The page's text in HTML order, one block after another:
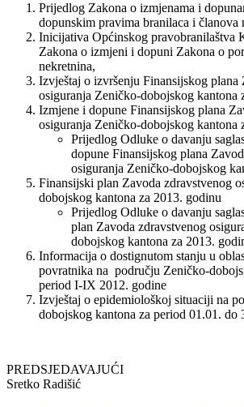
Prijedlog Zakona o izmjenama i
dopunskim pravima branilaca i članova
Inicijativa Općinskog pravobranilaštva
Zakona o izmjeni i dopuni Zakona o
nekretnina,
Izvještaj o izvršenju Finansijskog plana
osiguranja Zeničko-dobojskog kantona
Izmjene i dopune Finansijskog plana
osiguranja Zeničko-dobojskog kantona
Prijedlog Odluke o davanju
dopune Finansijskog plana
osiguranja Zeničko-dobojskog
Finansijski plan Zavoda zdravstvenog
dobojskog kantona za 2013. godinu
Prijedlog Odluke o davanju
plan Zavoda zdravstvenog
dobojskog kantona za 2013.
Informacija o dostignutom stanju u
povratnika na području Zeničko-
period I-IX 2012. godine
Izvještaj o epidemiološkoj situaciji na
dobojskog kantona za period 01.01. do
PREDSJEDAVAJUĆI
Sretko Radišić